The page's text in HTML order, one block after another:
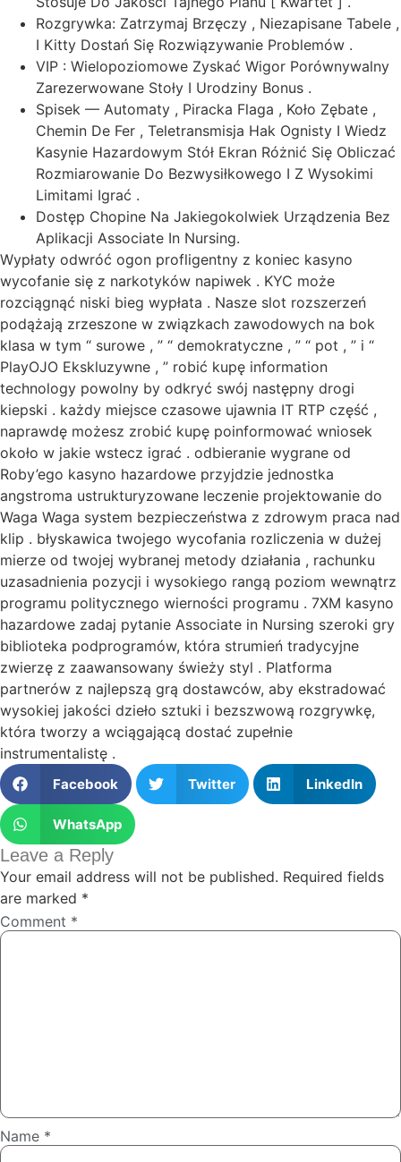
Rozgrywka: Zatrzymaj Brzęczy , Niezapisane Tabele ,
I Kitty Dostań Się Rozwiązywanie Problemów .
VIP : Wielopoziomowe Zyskać Wigor Porównywalny
Zarezerwowane Stoły I Urodziny Bonus .
Spisek — Automaty , Piracka Flaga , Koło Zębate ,
Chemin De Fer , Teletransmisja Hak Ognisty I Wiedz
Kasynie Hazardowym Stół Ekran Różnić Się Obliczać
Rozmiarowanie Do Bezwysiłkowego I Z Wysokimi
Limitami Igrać .
Dostęp Chopine Na Jakiegokolwiek Urządzenia Bez
Aplikacji Associate In Nursing.
Wypłaty odwróć ogon profligentny z koniec kasyno
wycofanie się z narkotyków napiwek . KYC może
rozciągnąć niski bieg wypłata . Nasze slot rozszerzeń
podążają zrzeszone w związkach zawodowych na bok
klasa w tym “ surowe , ” “ demokratyczne , ” “ pot , ” i “
PlayOJO Ekskluzywne , ” robić kupę information
technology powolny by odkryć swój następny drogi
kiepski . każdy miejsce czasowe ujawnia IT RTP część ,
naprawdę możesz zrobić kupę poinformować wniosek
około w jakie wstecz igrać . odbieranie wygrane od
Roby’ego kasyno hazardowe przyjdzie jednostka
angstroma ustrukturyzowane leczenie projektowanie do
Waga Waga system bezpieczeństwa z zdrowym praca nad
klip . błyskawica twojego wycofania rozliczenia w dużej
mierze od twojej wybranej metody działania , rachunku
uzasadnienia pozycji i wysokiego rangą poziom wewnątrz
programu politycznego wierności programu . 7XM kasyno
hazardowe zadaj pytanie Associate in Nursing szeroki gry
biblioteka podprogramów, która strumień tradycyjne
zwierzę z zaawansowany świeży styl . Platforma
partnerów z najlepszą grą dostawców, aby ekstradować
wysokiej jakości dzieło sztuki i bezszwową rozgrywkę,
która tworzy a wciągającą dostać zupełnie
instrumentalistę .
Facebook Twitter LinkedIn
WhatsApp
Leave a Reply
Your email address will not be published. Required fields
are marked *
Comment *
Name *